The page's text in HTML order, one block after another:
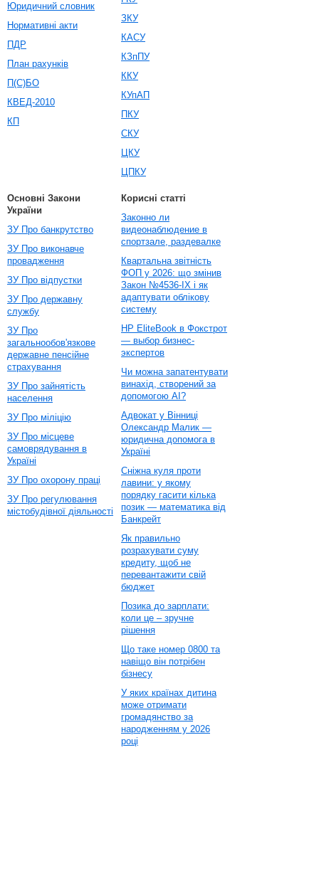
Юридичний словник
Нормативні акти
ПДР
План рахунків
П(С)БО
КВЕД-2010
КП
ЗКУ
КАСУ
КЗпПУ
ККУ
КУпАП
ПКУ
СКУ
ЦКУ
ЦПКУ
Основні Закони
України
ЗУ Про банкрутство
ЗУ Про виконавче
провадження
ЗУ Про відпустки
ЗУ Про державну
службу
ЗУ Про
загальнообов'язкове
державне пенсійне
страхування
ЗУ Про зайнятість
населення
ЗУ Про міліцію
ЗУ Про місцеве
самоврядування в
Україні
ЗУ Про охорону праці
ЗУ Про регулювання
містобудівної діяльності
Корисні статті
Законно ли
видеонаблюдение в
спортзале, раздевалке
Квартальна звітність
ФОП у 2026: що змінив
Закон №4536-IX і як
адаптувати облікову
систему
HP EliteBook в Фокстрот
— выбор бизнес-
экспертов
Чи можна запатентувати
винахід, створений за
допомогою AI?
Адвокат у Вінниці
Олександр Малик —
юридична допомога в
Україні
Сніжна куля проти
лавини: у якому
порядку гасити кілька
позик — математика від
Банкрейт
Як правильно
розрахувати суму
кредиту, щоб не
перевантажити свій
бюджет
Позика до зарплати:
коли це – зручне
рішення
Що таке номер 0800 та
навіщо він потрібен
бізнесу
У яких країнах дитина
може отримати
громадянство за
народженням у 2026
році